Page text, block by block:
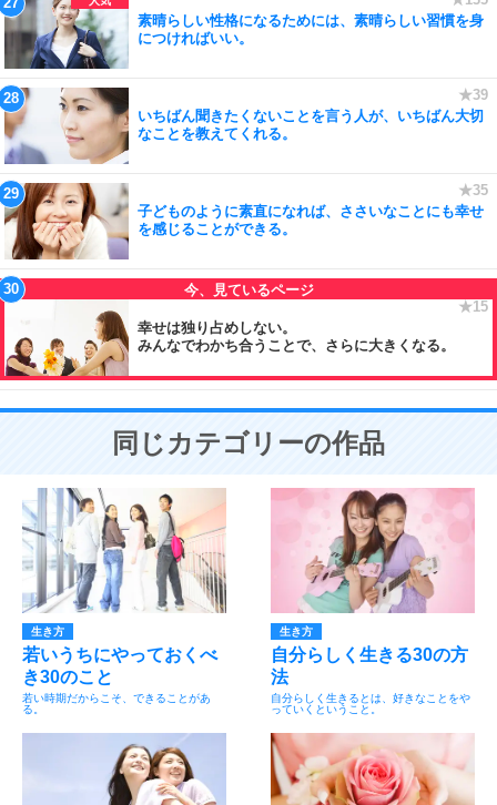
素晴らしい性格になるためには、素晴らしい習慣を身
につければいい。
いちばん聞きたくないことを言う人が、いちばん大切
なことを教えてくれる。
子どものように素直になれば、ささいなことにも幸せ
を感じることができる。
幸せは独り占めしない。
みんなでわかち合うことで、さらに大きくなる。
同じカテゴリーの作品
生き方
若いうちにやっておくべ
き30のこと
若い時期だからこそ、できることがあ
る。
生き方
自分らしく生きる30の方
法
自分らしく生きるとは、好きなことをや
っていくということ。